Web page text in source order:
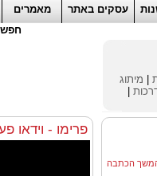
עסקים באתר מאמרים
מיתוג
הכתבה
פרימו - וידאו